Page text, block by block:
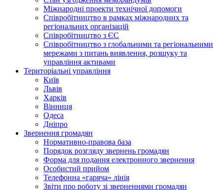
Міжнародні проекти технічної допомоги
Співробітництво в рамках міжнародних та
регіональних організацій
Співробітництво з ЄС
Співробітництво з глобальними та регіональними
мережами з питань виявлення, розшуку та
управління активами
Територіальні управління
Київ
Львів
Харків
Вінниця
Одеса
Дніпро
Звернення громадян
Нормативно-правова база
Порядок розгляду звернень громадян
Форма для подання електронного звернення
Особистий прийом
Телефонна «гаряча» лінія
Звіти про роботу зі зверненнями громадян